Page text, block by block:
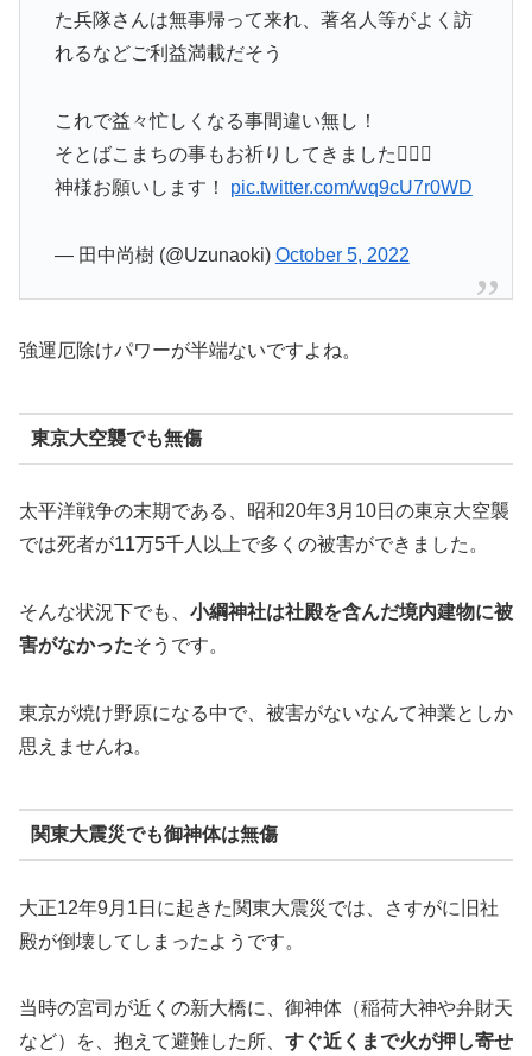
た兵隊さんは無事帰って来れ、著名人等がよく訪
れるなどご利益満載だそう
これで益々忙しくなる事間違い無し！
そとばこまちの事もお祈りしてきました🙆🏻‍♂️
神様お願いします！ pic.twitter.com/wq9cU7r0WD
— 田中尚樹 (@Uzunaoki) October 5, 2022
強運厄除けパワーが半端ないですよね。
東京大空襲でも無傷
太平洋戦争の末期である、昭和20年3月10日の東京大空襲
では死者が11万5千人以上で多くの被害ができました。
そんな状況下でも、 小綱神社は社殿を含んだ境内建物に被
害がなかったそうです。
東京が焼け野原になる中で、被害がないなんて神業としか
思えませんね。
関東大震災でも御神体は無傷
大正12年9月1日に起きた関東大震災では、さすがに旧社
殿が倒壊してしまったようです。
当時の宮司が近くの新大橋に、御神体（稲荷大神や弁財天
など）を、抱えて避難した所、 すぐ近くまで火が押し寄せ